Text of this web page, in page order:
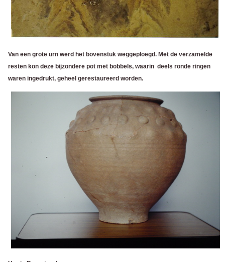
Van een grote urn werd het bovenstuk weggeploegd. Met de verzamelde
resten kon deze bijzondere pot met bobbels, waarin deels ronde ringen
waren ingedrukt, geheel gerestaureerd worden.